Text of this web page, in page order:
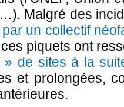
Malgré des
un collectif
piquets ont
» de sites à la
et prolongées,